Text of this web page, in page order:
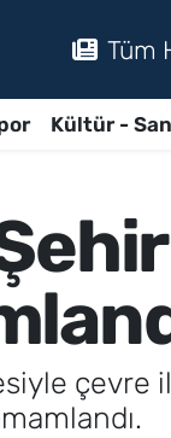
Tüm
Kültür -
çevre